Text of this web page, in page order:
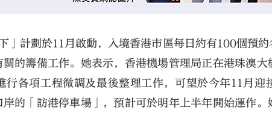
」計劃於11月啟動，入境香港巿區每日約有100個預
的籌備工作。她表示，香港機場管理局正在港珠澳大
行各項工程微調及最後整理工作，可望於今年11月迎
的「訪港停車場」，預計可於明年上半年開始運作